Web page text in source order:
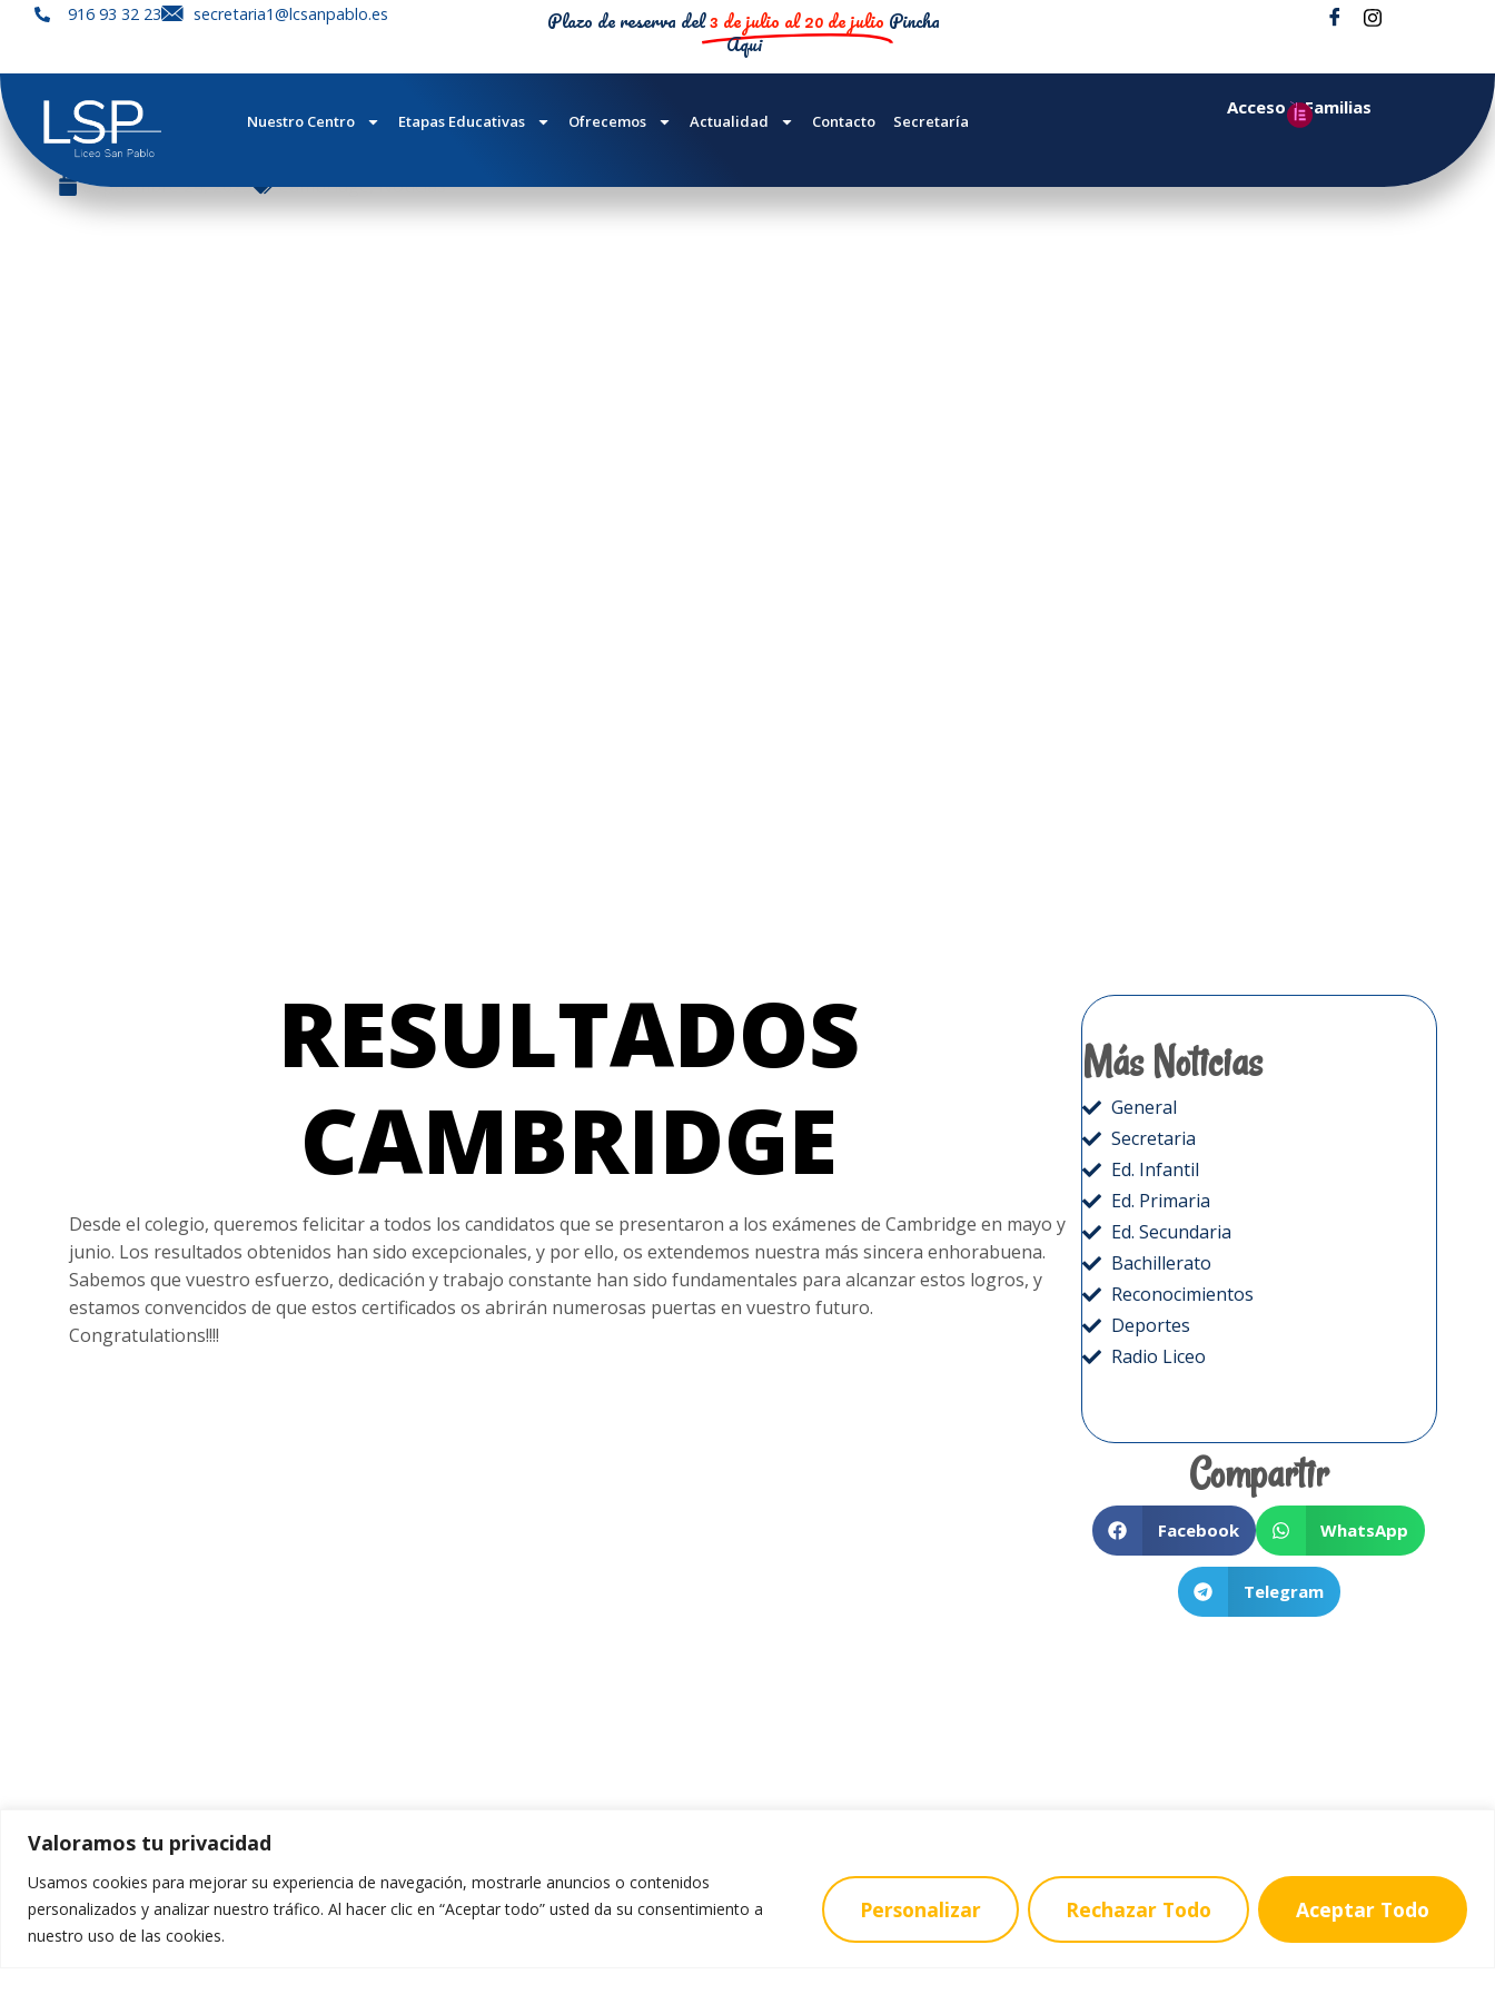
Valoramos tu privacidad
Usamos cookies para mejorar su experiencia de navegación, mostrarle anuncios o contenidos
personalizados y analizar nuestro tráfico. Al hacer clic en “Aceptar todo” usted da su consentimiento a
nuestro uso de las cookies.
Personalizar Rechazar Todo Aceptar Todo
916 93 32 23 secretaria1@lcsanpablo.es Plazo de reserva del3 de julio al 20 de julio Pincha
Aqui
Nuestro Centro Etapas Educativas Ofrecemos Actualidad Contacto Secretaría
Acceso a Familias
RESULTADOS CAMBRIDGE
septiembre 24, 2025 Cambridge,Noticias
RESULTADOS
CAMBRIDGE
Desde el colegio, queremos felicitar a todos los candidatos que se presentaron a los exámenes de Cambridge en mayo y
junio. Los resultados obtenidos han sido excepcionales, y por ello, os extendemos nuestra más sincera enhorabuena.
Sabemos que vuestro esfuerzo, dedicación y trabajo constante han sido fundamentales para alcanzar estos logros, y
estamos convencidos de que estos certificados os abrirán numerosas puertas en vuestro futuro.
Congratulations!!!!
Más Noticias
General
Secretaria
Ed. Infantil
Ed. Primaria
Ed. Secundaria
Bachillerato
Reconocimientos
Deportes
Radio Liceo
Compartir
Facebook WhatsApp
Telegram
Aprender Hoy Liderar Mañana
Servicios Oferta Educativa
Contacto
C. del Alhelí, 1, 28912 Leganés, Madrid
Dirección - lcsanpablo@lcsanpablo.es